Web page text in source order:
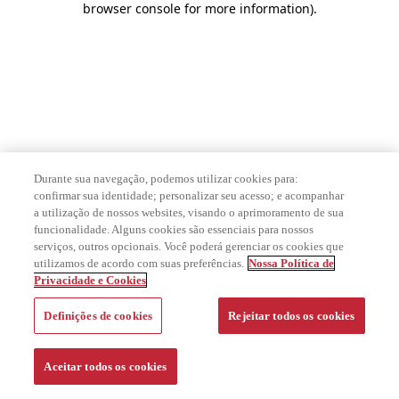
browser console for more information).
Durante sua navegação, podemos utilizar cookies para:
confirmar sua identidade; personalizar seu acesso; e acompanhar
a utilização de nossos websites, visando o aprimoramento de sua
funcionalidade. Alguns cookies são essenciais para nossos
serviços, outros opcionais. Você poderá gerenciar os cookies que
utilizamos de acordo com suas preferências. Nossa Política de
Privacidade e Cookies
Definições de cookies Rejeitar todos os cookies
Aceitar todos os cookies